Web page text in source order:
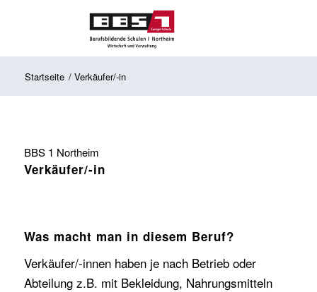
Startseite / Verkäufer/-in
BBS 1 Northeim
Verkäufer/-in
Was macht man in diesem Beruf?
Verkäufer/-innen haben je nach Betrieb oder
Abteilung z.B. mit Bekleidung, Nahrungsmitteln